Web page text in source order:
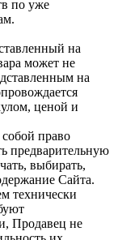
по уже
на
может не
на
ценой и
собой право
предварительную
выбирать,
Сайта.
технически
Продавец не